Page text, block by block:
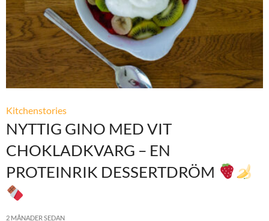
Kitchenstories
NYTTIG GINO MED VIT
CHOKLADKVARG – EN
PROTEINRIK DESSERTDRÖM
2 MÅNADER SEDAN